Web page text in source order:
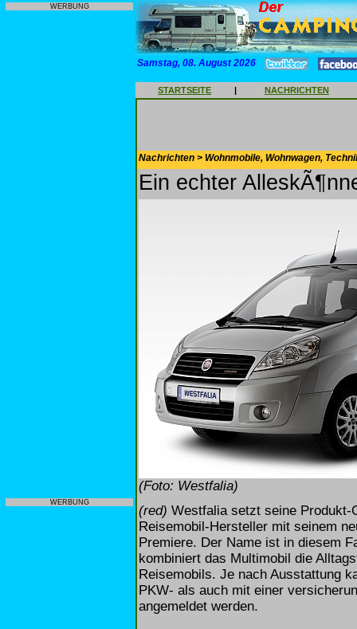
WERBUNG
WERBUNG
Samstag, 08. August 2026
STARTSEITE | NACHRICHTEN
Nachrichten > Wohnmobile, Wohnwagen,
Ein echter
(Foto: Westfalia)
(red) Westfalia setzt seine
Reisemobil-Hersteller mit seinem
Premiere. Der Name ist in diesem
kombiniert das Multimobil die
Reisemobils. Je nach Ausstattung
PKW- als auch mit einer
angemeldet werden.